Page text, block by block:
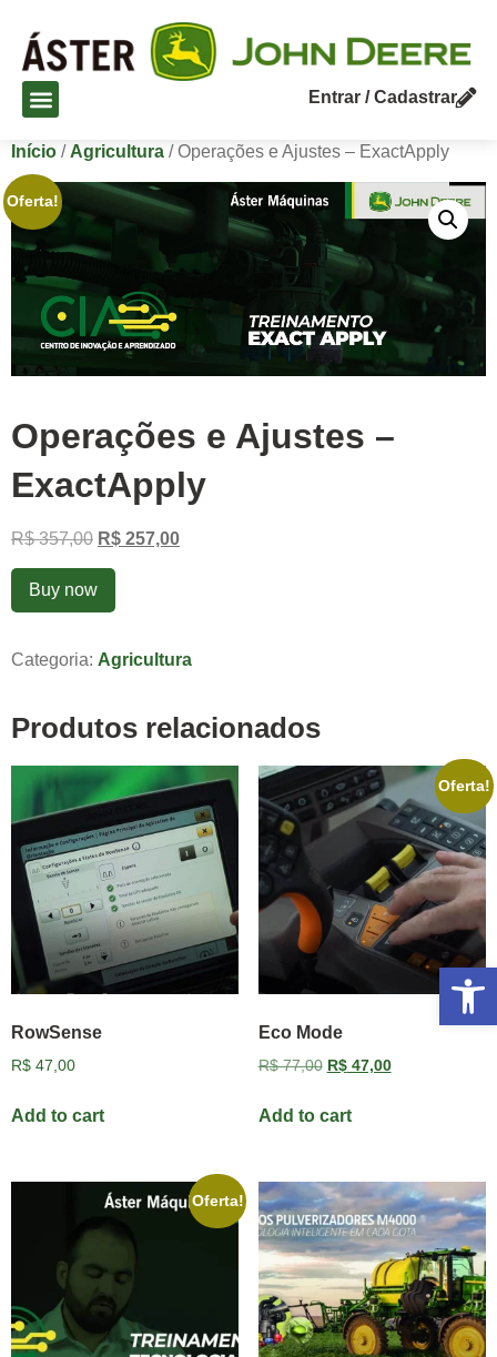
Abrir
Entrar / Cadastrar
Início / Agricultura / Operações e Ajustes – ExactApply
Oferta!
Operações e Ajustes –
ExactApply
R$357,00 R$ 257,00
Buy now
Categoria: Agricultura
Produtos relacionados
RowSense
R$ 47,00
Add to cart
Oferta!
Eco Mode
R$77,00 R$47,00
Add to cart
Oferta!